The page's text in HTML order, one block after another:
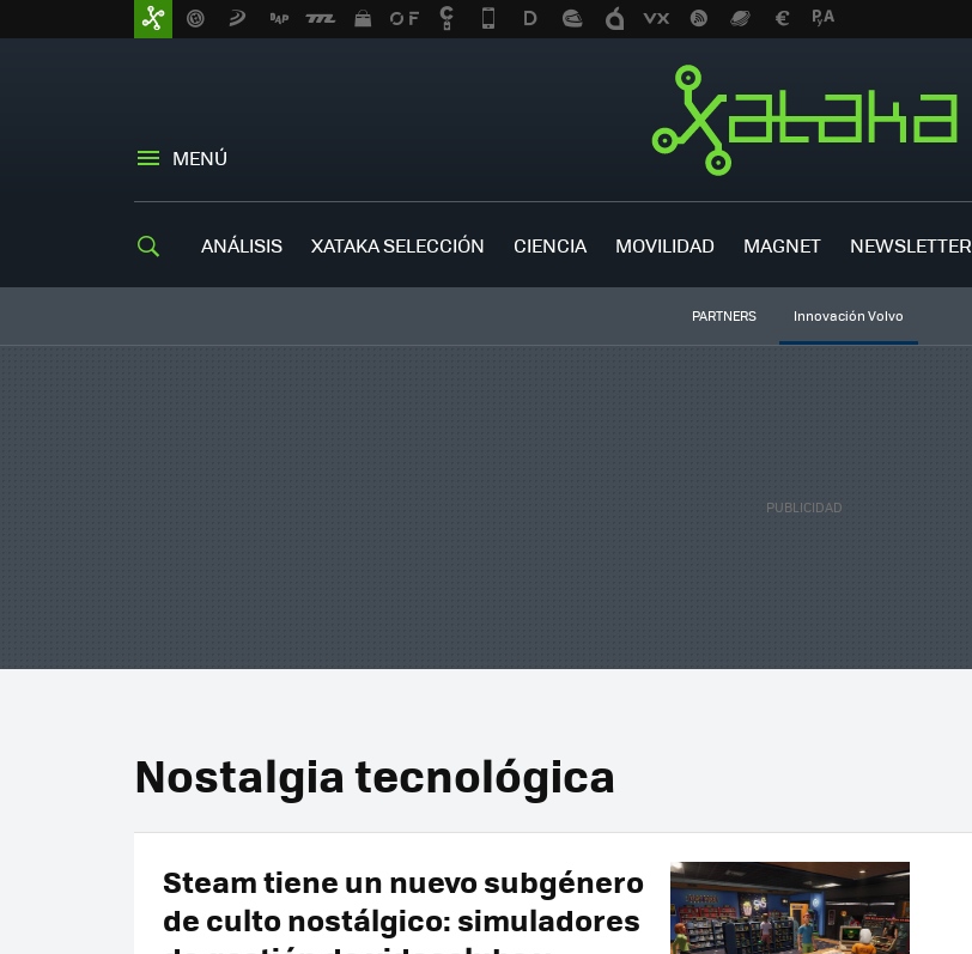
MENÚ
ANÁLISIS XATAKA SELECCIÓN CIENCIA MOVILIDAD MAGNET NEWSLETTER
PARTNERS Innovación Volvo
Nostalgia tecnológica
Steam tiene un nuevo subgénero
de culto nostálgico: simuladores